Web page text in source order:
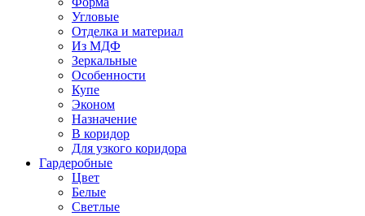
Угловые
Отделка и материал
Из МДФ
Зеркальные
Особенности
Купе
Эконом
Назначение
В коридор
Для узкого коридора
Гардеробные
Цвет
Белые
Светлые